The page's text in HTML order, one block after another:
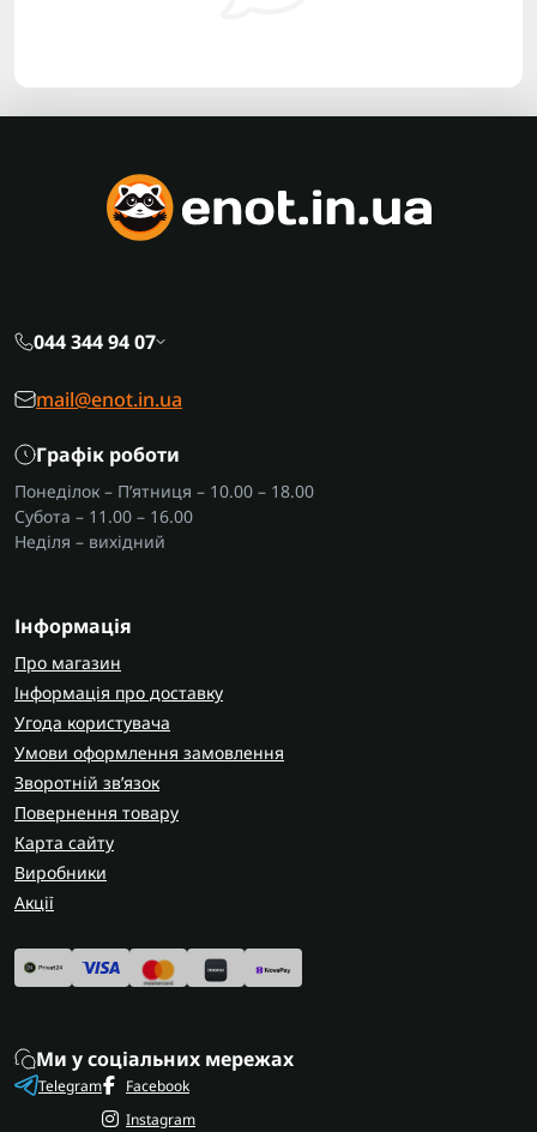
044 344 94 07
mail@enot.in.ua
Графік роботи
Понеділок – П’ятниця – 10.00 – 18.00
Субота – 11.00 – 16.00
Неділя – вихідний
Інформація
Про магазин
Інформація про доставку
Угода користувача
Умови оформлення замовлення
Зворотній зв’язок
Повернення товару
Карта сайту
Виробники
Акції
Ми у соціальних мережах
Telegram
Facebook
Instagram